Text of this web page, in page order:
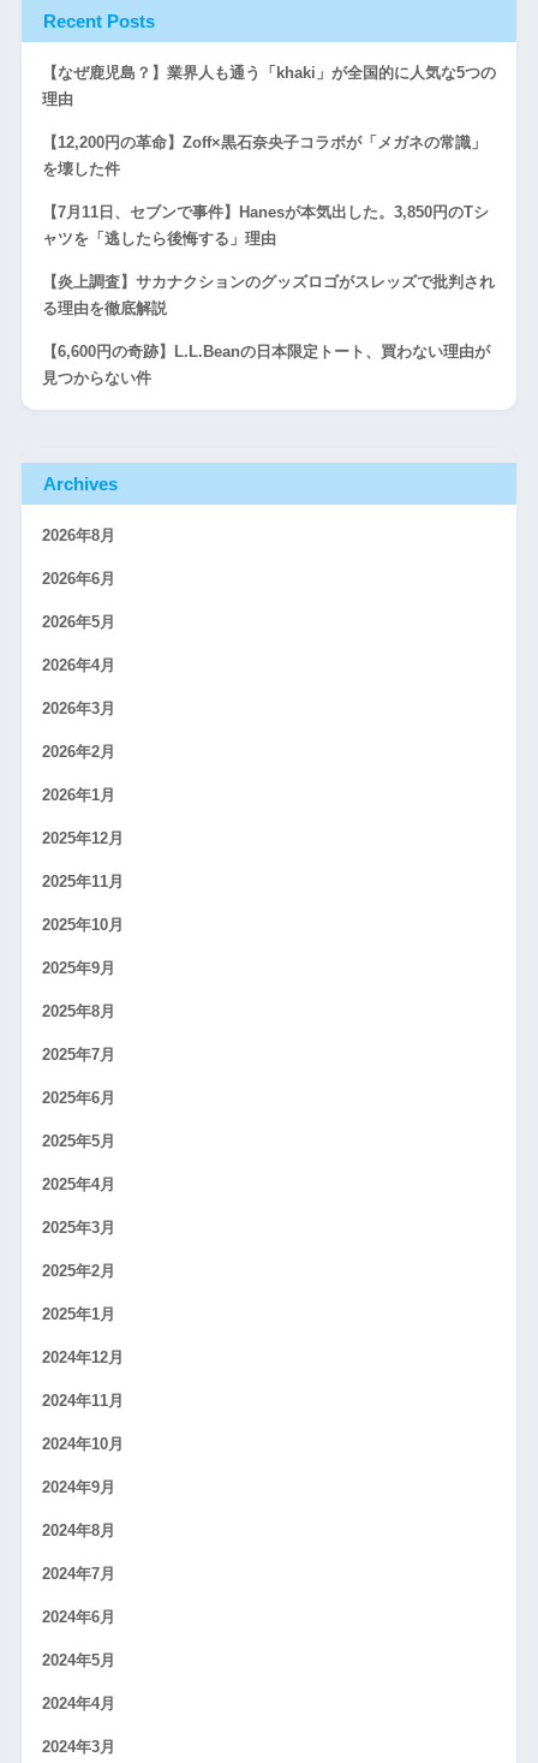
Recent Posts
【なぜ鹿児島？】業界人も通う「khaki」が全国的に人気な5つの
理由
【12,200円の革命】Zoff×黒石奈央子コラボが「メガネの常識」
を壊した件
【7月11日、セブンで事件】Hanesが本気出した。3,850円のTシ
ャツを「逃したら後悔する」理由
【炎上調査】サカナクションのグッズロゴがスレッズで批判され
る理由を徹底解説
【6,600円の奇跡】L.L.Beanの日本限定トート、買わない理由が
見つからない件
Archives
2026年8月
2026年6月
2026年5月
2026年4月
2026年3月
2026年2月
2026年1月
2025年12月
2025年11月
2025年10月
2025年9月
2025年8月
2025年7月
2025年6月
2025年5月
2025年4月
2025年3月
2025年2月
2025年1月
2024年12月
2024年11月
2024年10月
2024年9月
2024年8月
2024年7月
2024年6月
2024年5月
2024年4月
2024年3月